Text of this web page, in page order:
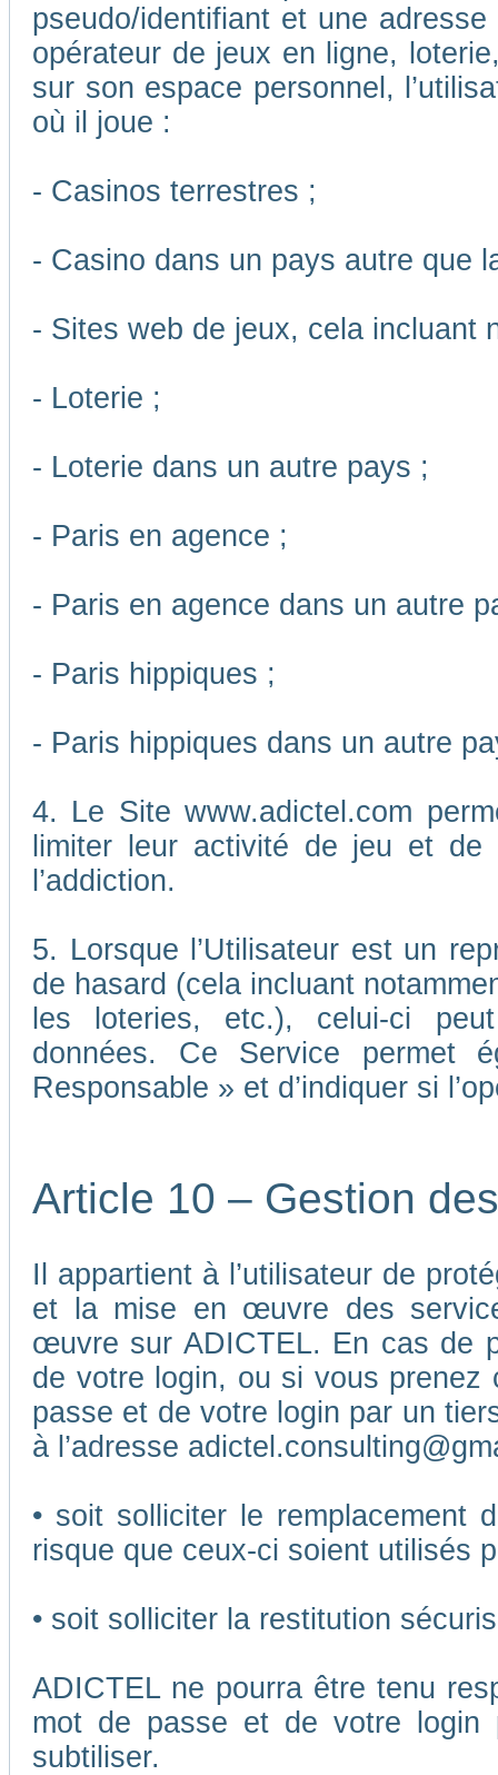
pseudo/identifiant et une
opérateur de jeux en ligne,
sur son espace personnel,
où il joue :
- Casinos terrestres ;
- Casino dans un pays autre que
- Sites web de jeux, cela incluant
- Loterie ;
- Loterie dans un autre pays ;
- Paris en agence ;
- Paris en agence dans un autre
- Paris hippiques ;
- Paris hippiques dans un autre
4. Le Site www.adictel.com
limiter leur activité de jeu et
l’addiction.
5. Lorsque l’Utilisateur est un
de hasard (cela incluant
les loteries, etc.), celui-ci
données. Ce Service permet
Responsable » et d’indiquer si
Article 10 – Gestion
Il appartient à l’utilisateur de
et la mise en œuvre des
œuvre sur ADICTEL. En cas de
de votre login, ou si vous prenez
passe et de votre login par un
à l’adresse
• soit solliciter le
risque que ceux-ci soient utilisés
• soit solliciter la restitution
ADICTEL ne pourra être tenu
mot de passe et de votre
subtiliser.